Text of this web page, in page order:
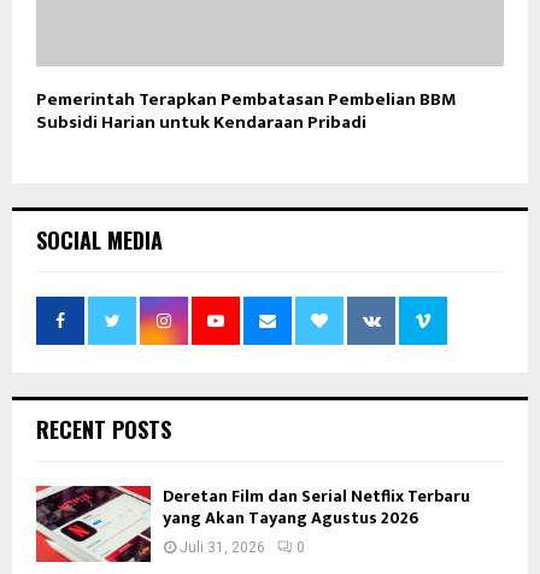
Pemerintah Terapkan Pembatasan Pembelian BBM
Subsidi Harian untuk Kendaraan Pribadi
SOCIAL MEDIA
RECENT POSTS
Deretan Film dan Serial Netflix Terbaru
yang Akan Tayang Agustus 2026
Juli 31, 2026 0